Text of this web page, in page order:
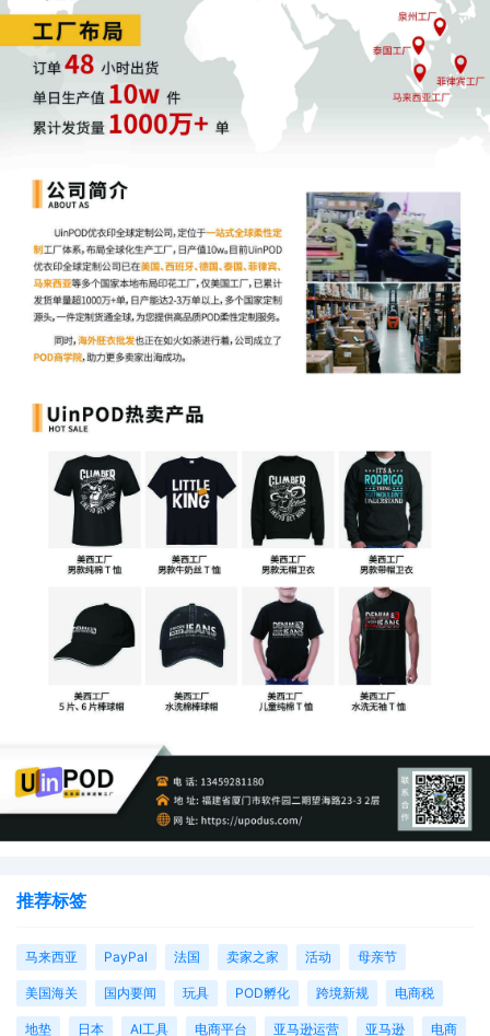
属咖啡语录+星座图案”定制款；而在世界素食日则需面向“素食者”，
设计“环保标语+植物图案”组合，并搭配#素食生活等精准标签。
从产品思维到用户价值思维
键节点。成功的关键在于超越简单的产品定制，深入理解不同场景
下的用户情感需求，通过“功能+情感”的双重赋能，在激烈的季节竞
争中建立差异化优势。
随着POD行业进入精耕细作阶段，那些能够精准把握品类增长逻
辑、深度挖掘季节情绪价值、并实现节日精准渗透的品牌，将在Q4
这个全年最重要的营销战役中赢得先机。
推荐标签
马来西亚 PayPal 法国 卖家之家 活动 母亲节
美国海关 国内要闻 玩具 POD孵化 跨境新规 电商税
地垫 日本 AI工具 电商平台 亚马逊运营 亚马逊 电商